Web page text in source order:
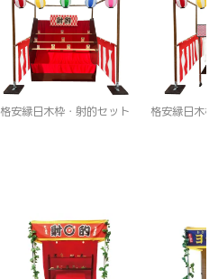
格安縁日木枠・射的セット 格安縁日木